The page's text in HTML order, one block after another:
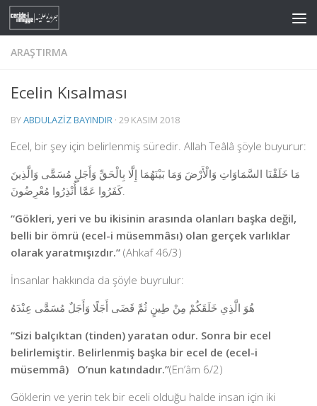
Skip to content
ARAŞTIRMA
Ecelin Kısalması
BYABDULAZIZ BAYINDIR · 29 KASIM 2018
Ecel, bir şey için belirlenmiş süredir. Allah Teâlâ şöyle buyurur:
مَا خَلَقْنَا السَّمَاوَاتِ وَالْأَرْضَ وَمَا بَيْنَهُمَا إِلَّا بِالْحَقِّ وَأَجَلٍ مُسَمًّى وَالَّذِينَ
كَفَرُوا عَمَّا أُنْذِرُوا مُعْرِضُونَ.
“Gökleri, yeri ve bu ikisinin arasında olanları başka değil,
belli bir ömrü (ecel-i müsemmâsı) olan gerçek varlıklar
olarak yaratmışızdır.” (Ahkaf 46/3)
İnsanlar hakkında da şöyle buyrulur:
هُوَ الَّذِي خَلَقَكُمْ مِنْ طِينٍ ثُمَّ قَضَى أَجَلًا وَأَجَلٌ مُسَمًّى عِنْدَهُ
“Sizi balçıktan (tinden) yaratan odur. Sonra bir ecel
belirlemiştir. Belirlenmiş başka bir ecel de (ecel-i
müsemmâ) O’nun katındadır.”(En’âm 6/2)
Göklerin ve yerin tek bir eceli olduğu halde insan için iki